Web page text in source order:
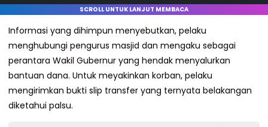
SCROLL UNTUK LANJUT MEMBACA
Informasi yang dihimpun menyebutkan, pelaku
menghubungi pengurus masjid dan mengaku sebagai
perantara Wakil Gubernur yang hendak menyalurkan
bantuan dana. Untuk meyakinkan korban, pelaku
mengirimkan bukti slip transfer yang ternyata belakangan
diketahui palsu.